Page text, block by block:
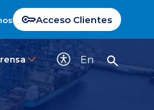
Acceso Clientes
En